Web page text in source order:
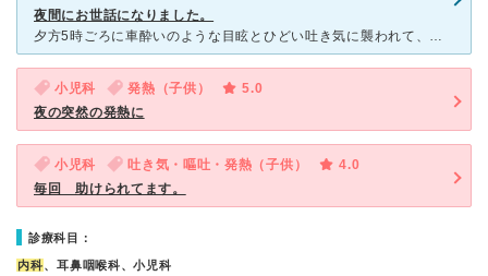
夜間にお世話になりました。
夕方5時ごろに車酔いのような目眩とひどい吐き気に襲われて、祝日だったので夜間急患センターにお世話になりました。 20時からあいてると書いてありましたが、20時前に着きました。 受付はすでにして
小児科 発熱（子供）
5.0
夜の突然の発熱に
小児科 吐き気・嘔吐・発熱（子供）
4.0
毎回 助けられてます。
診療科目：
内科、耳鼻咽喉科、小児科